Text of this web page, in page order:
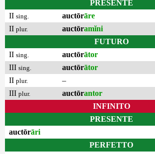
PRESENTE
II sing. auctōrāre
II plur. auctōramĭni
FUTURO
II sing. auctōrātor
III sing. auctōrātor
II plur.
–
III plur. auctōrantor
INFINITO
PRESENTE
auctōrāri
PERFETTO